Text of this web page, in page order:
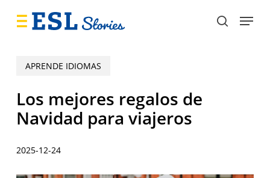
search
Menu
APRENDE IDIOMAS
Los mejores regalos de
Navidad para viajeros
2025-12-24